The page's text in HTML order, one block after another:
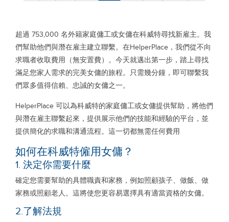
超過 753,000 名外籍家庭傭工或女傭在科威特尋找新雇主。我
們幫助他們與潛在雇主建立聯繫。在HelperPlace，我們從不向
求職者收取費用（無安置費）。今天就邁出第一步，踏上尋找
滿足您家人需求的完美女傭的旅程。只需幾分鐘，即可聯繫我
們眾多值得信賴、忠誠的女傭之一。
HelperPlace 可以為科威特的家庭傭工或女傭提供幫助，將他們
與潛在雇主聯繫起來，提供展示他們的技能和經驗的平台，並
提供簡化的求職和溝通流程。這一切都無需任何費用
如何在科威特僱用女傭？
1. 決定你需要什麼
確定您需要幫助的具體職責和家務，例如照顧孩子、做飯、做
家務或照顧老人。這將使您更容易選擇具有適當資格的女傭。
2.了解法規